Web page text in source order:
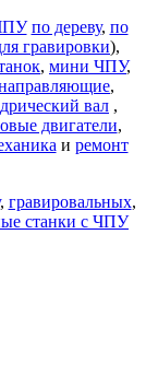
по дереву, по
гравировки),
, мини ЧПУ,
,
вал ,
двигатели,
и ремонт
, гравировальных,
станки с ЧПУ